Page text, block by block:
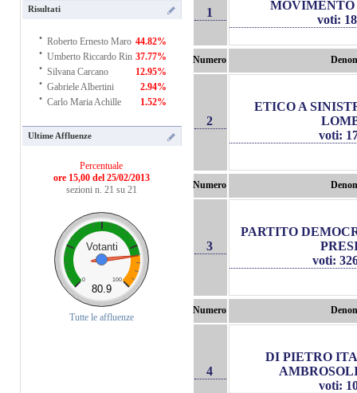
Risultati
· Roberto Ernesto Maro 44.82%
· Umberto Riccardo Rin 37.77%
· Silvana Carcano 12.95%
· Gabriele Albertini 2.94%
· Carlo Maria Achille 1.52%
Ultime Affluenze
Percentuale
ore 15,00 del 25/02/2013
sezioni n. 21 su 21
Votanti
0 100
80.9
Tutte le affluenze
1
voti:
Numero
2
ETICO A
voti:
Numero
3
PARTITO
voti:
Numero
4
DI PIETRO
voti: